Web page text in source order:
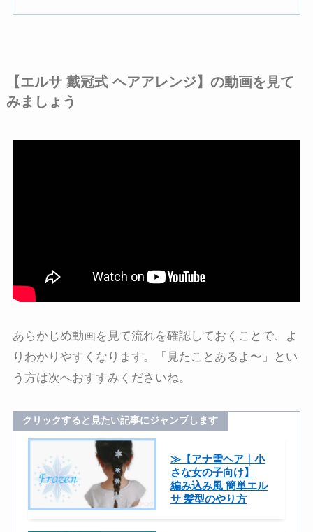
【エルサ 戴冠式 ヘアアレンジ】の動画を見て
みましょう
あらかじめ動画を見て流れを確認しておくことで、よ
りわかりやすくなります。「見たことあるよ〜」とい
う方は次へおすすみくださいね。
クリックすると見たい記事にジャンプします
≫【アナ雪ヘア｜小
さな女の子向け】
編み込み風 簡単エル
サ 髪型のやり方